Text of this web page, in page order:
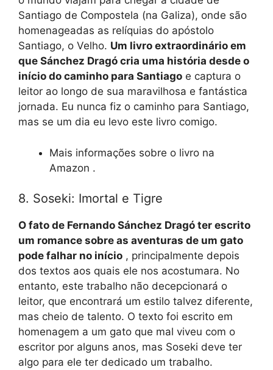
Santiago de Compostela (na Galiza), onde são
homenageadas as relíquias do apóstolo
Santiago, o Velho. Um livro extraordinário em
que Sánchez Dragó cria uma história desde o
início do caminho para Santiago e captura o
leitor ao longo de sua maravilhosa e fantástica
jornada. Eu nunca fiz o caminho para Santiago,
mas se um dia eu levo este livro comigo.
Mais informações sobre o livro na
Amazon .
8. Soseki: Imortal e Tigre
O fato de Fernando Sánchez Dragó ter escrito
um romance sobre as aventuras de um gato
pode falhar no início , principalmente depois
dos textos aos quais ele nos acostumara. No
entanto, este trabalho não decepcionará o
leitor, que encontrará um estilo talvez diferente,
mas cheio de talento. O texto foi escrito em
homenagem a um gato que mal viveu com o
escritor por alguns anos, mas Soseki deve ter
algo para ele ter dedicado um trabalho.